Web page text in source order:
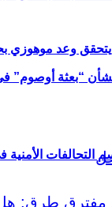
يتحقق وعد موهوزي
التحالفات